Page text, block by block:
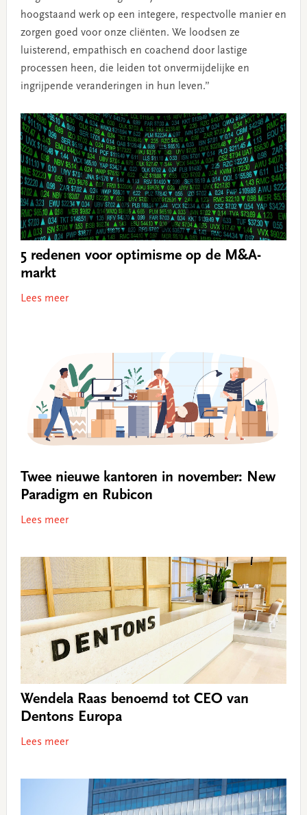
hoogstaand werk op een integere, respectvolle manier en
zorgen goed voor onze cliënten. We loodsen ze
luisterend, empathisch en coachend door lastige
processen heen, die leiden tot onvermijdelijke en
ingrijpende veranderingen in hun leven.”
5 redenen voor optimisme op de M&A-
markt
Lees meer
Twee nieuwe kantoren in november: New
Paradigm en Rubicon
Lees meer
Wendela Raas benoemd tot CEO van
Dentons Europa
Lees meer